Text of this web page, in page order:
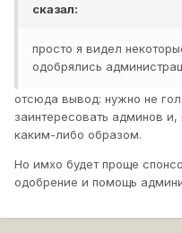
сказал:
просто я видел
одобрялись
отсюда вывод: нужно не
заинтересовать админов
каким-либо образом.
Но имхо будет проще
одобрение и помощь